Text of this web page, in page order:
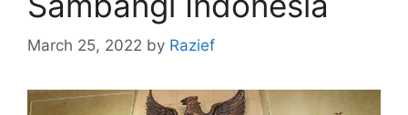
March 25, 2022 by Razief